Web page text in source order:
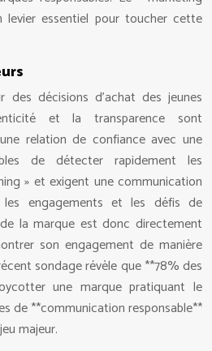
levier essentiel pour toucher cette
décisions d’achat des jeunes
et la transparence sont
relation de confiance avec une
de détecter rapidement les
» et exigent une communication
engagements et les défis de
la marque est donc directement
son engagement de manière
sondage révèle que **78% des
une marque pratiquant le
de **communication responsable**
majeur.